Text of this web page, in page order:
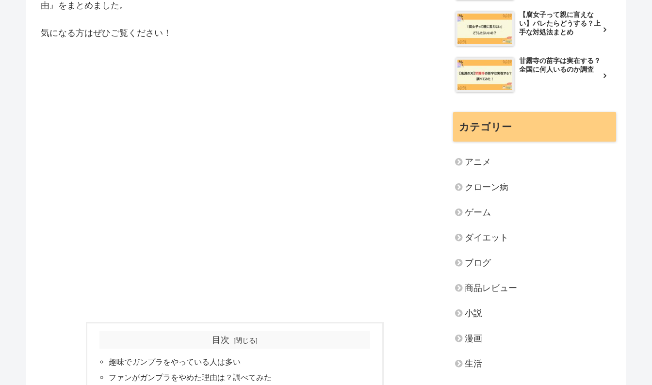
由』をまとめました。
気になる方はぜひご覧ください！
目次
趣味でガンプラをやっている人は多い
ファンがガンプラをやめた理由は？調べてみた
【腐女子って親に言えな
い】バレたらどうする？上
手な対処法まとめ
甘露寺の苗字は実在する？
全国に何人いるのか調査
カテゴリー
アニメ
クローン病
ゲーム
ダイエット
ブログ
商品レビュー
小説
漫画
生活